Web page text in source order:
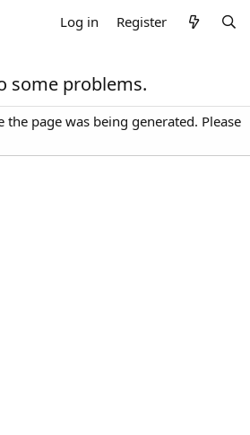
Log in Register
some problems.
page was being generated. Please